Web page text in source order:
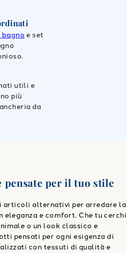
e set
utili e
più
da
pensate per il tuo stile
articoli alternativi per arredare la
eleganza e comfort. Che tu cerchi
o un look classico e
pensati per ogni esigenza di
con tessuti di qualità e